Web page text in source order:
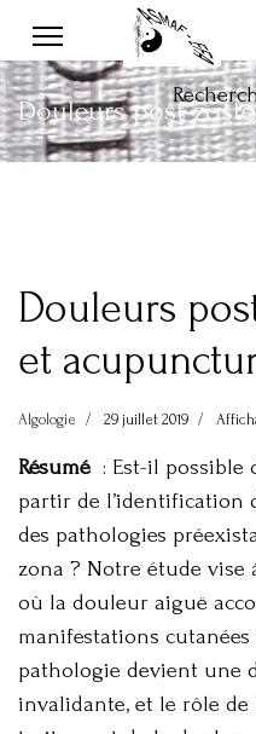
Douleurs post-
Douleurs
et
Algologie 29 juillet 2019
Résumé : Est-il possible
partir de
des pathologies
zona ? Notre étude
où la douleur aiguë
manifestations
pathologie devient une
invalidante, et le rôle de